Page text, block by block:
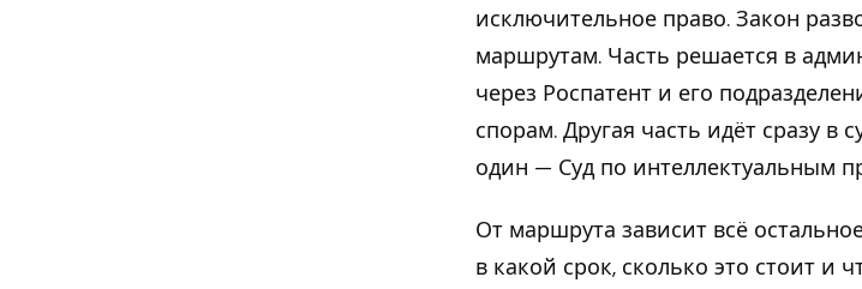
исключительное право. Закон
маршрутам. Часть решается в
через Роспатент и его
спорам. Другая часть идёт сразу в
один — Суд по интеллектуальным
От маршрута зависит всё
в какой срок, сколько это стоит и